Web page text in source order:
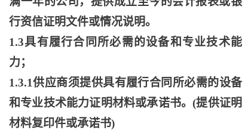
行资信证明文件或情况说明。
1.3具有履行合同所必需的设备和专业技术能
力；
1.3.1供应商须提供具有履行合同所必需的设备
和专业技术能力证明材料或承诺书。(提供证明
材料复印件或承诺书)